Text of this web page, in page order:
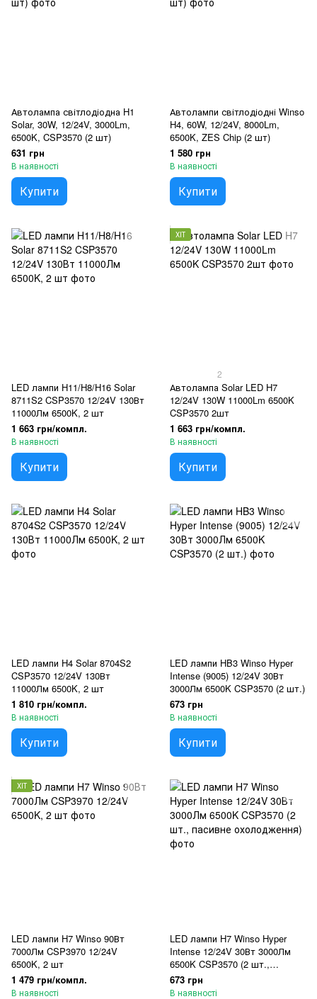
Автолампа світлодіодна H1
Solar, 30W, 12/24V, 3000Lm,
6500K, CSP3570 (2 шт)
631 грн
В наявності
Купити
Автолампи світлодіодні Winso
H4, 60W, 12/24V, 8000Lm,
6500K, ZES Chip (2 шт)
1 580 грн
В наявності
Купити
LED лампи H11/H8/H16 Solar
8711S2 CSP3570 12/24V 130Вт
11000Лм 6500K, 2 шт
1 663 грн/компл.
В наявності
Купити
ХІТ
2
Автолампа Solar LED H7
12/24V 130W 11000Lm 6500K
CSP3570 2шт
1 663 грн/компл.
В наявності
Купити
LED лампи H4 Solar 8704S2
CSP3570 12/24V 130Вт
11000Лм 6500K, 2 шт
1 810 грн/компл.
В наявності
Купити
LED лампи HB3 Winso Hyper
Intense (9005) 12/24V 30Вт
3000Лм 6500K CSP3570 (2 шт.)
673 грн
В наявності
Купити
ХІТ
LED лампи H7 Winso 90Вт
7000Лм CSP3970 12/24V
6500K, 2 шт
1 479 грн/компл.
В наявності
LED лампи H7 Winso Hyper
Intense 12/24V 30Вт 3000Лм
6500K CSP3570 (2 шт.,
пасивне охолодження)
673 грн
В наявності